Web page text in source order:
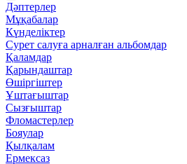
Дәптерлер
Мұқабалар
Күнделіктер
Сурет салуға арналған альбомдар
Қаламдар
Қарындаштар
Өшіргіштер
Ұштағыштар
Сызғыштар
Фломастерлер
Бояулар
Қылқалам
Ермексаз